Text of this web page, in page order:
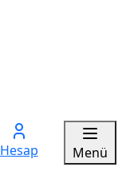
Hesap Menü